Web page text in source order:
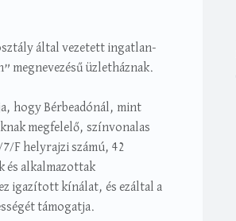
által vezetett ingatlan-
megnevezésű üzletháznak.
hogy Bérbeadónál, mint
megfelelő, színvonalas
F helyrajzi számú, 42
és alkalmazottak
igazított kínálat, és ezáltal a
támogatja.